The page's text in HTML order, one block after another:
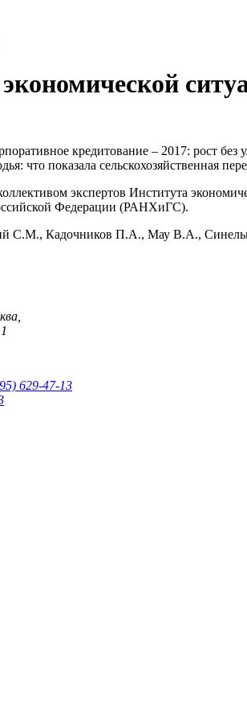
кредитование – 2017: рост
что показала сельcкохозяйственная
экспертов Института
Федерации (РАНХиГС).
С.М., Кадочников П.А., Мау В.А.,
629-47-13